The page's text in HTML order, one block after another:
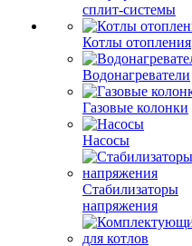
сплит-системы
Котлы отопления
Водонагреватели
Газовые колонки
Насосы
Стабилизаторы
напряжения